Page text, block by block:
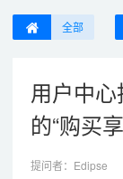
全部
用户中
的“购买
提问者： Edipse